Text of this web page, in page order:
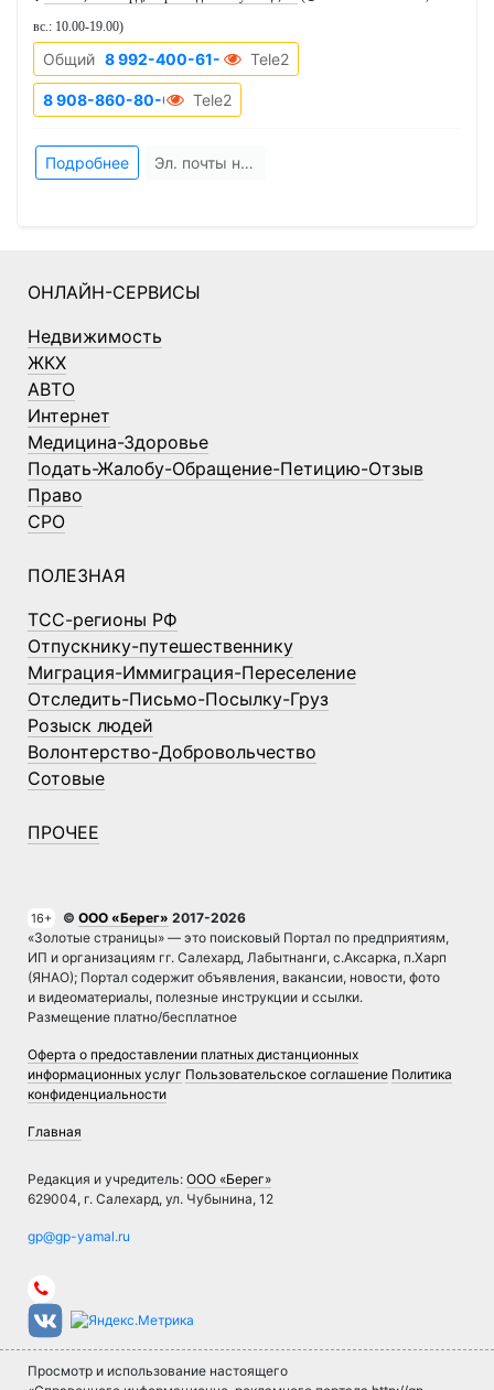
вс.: 10.00-19.00)
Общий 8 992-400-61-33 Tele2
8 908-860-80-06 Tele2
Подробнее Эл. почты нет
ОНЛАЙН-СЕРВИСЫ
Недвижимость
ЖКХ
АВТО
Интернет
Медицина-Здоровье
Подать-Жалобу-Обращение-Петицию-Отзыв
Право
СРО
ПОЛЕЗНАЯ
ТСС-регионы РФ
Отпускнику-путешественнику
Миграция-Иммиграция-Переселение
Отследить-Письмо-Посылку-Груз
Розыск людей
Волонтерство-Добровольчество
Сотовые
ПРОЧЕЕ
16+ © ООО «Берег» 2017-2026
«Золотые страницы» — это поисковый Портал по предприятиям,
ИП и организациям гг. Салехард, Лабытнанги, с.Аксарка, п.Харп
(ЯНАО); Портал содержит объявления, вакансии, новости, фото
и видеоматериалы, полезные инструкции и ссылки.
Размещение платно/бесплатное
Оферта о предоставлении платных дистанционных
информационных услуг Пользовательское соглашение Политика
конфиденциальности
Главная
Редакция и учредитель: ООО «Берег»
629004, г. Салехард, ул. Чубынина, 12
Просмотр и использование настоящего